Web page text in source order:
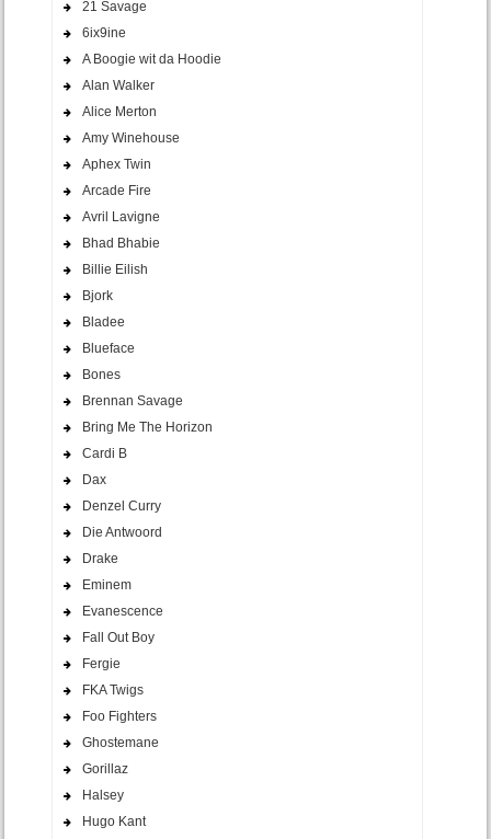
21 Savage
6ix9ine
A Boogie wit da Hoodie
Alan Walker
Alice Merton
Amy Winehouse
Aphex Twin
Arcade Fire
Avril Lavigne
Bhad Bhabie
Billie Eilish
Bjork
Bladee
Blueface
Bones
Brennan Savage
Bring Me The Horizon
Cardi B
Dax
Denzel Curry
Die Antwoord
Drake
Eminem
Evanescence
Fall Out Boy
Fergie
FKA Twigs
Foo Fighters
Ghostemane
Gorillaz
Halsey
Hugo Kant